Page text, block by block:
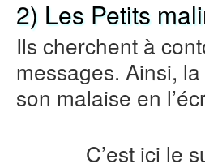
2) Les Petits
Ils cherchent à
messages. Ainsi,
son malaise en
C’est ici le